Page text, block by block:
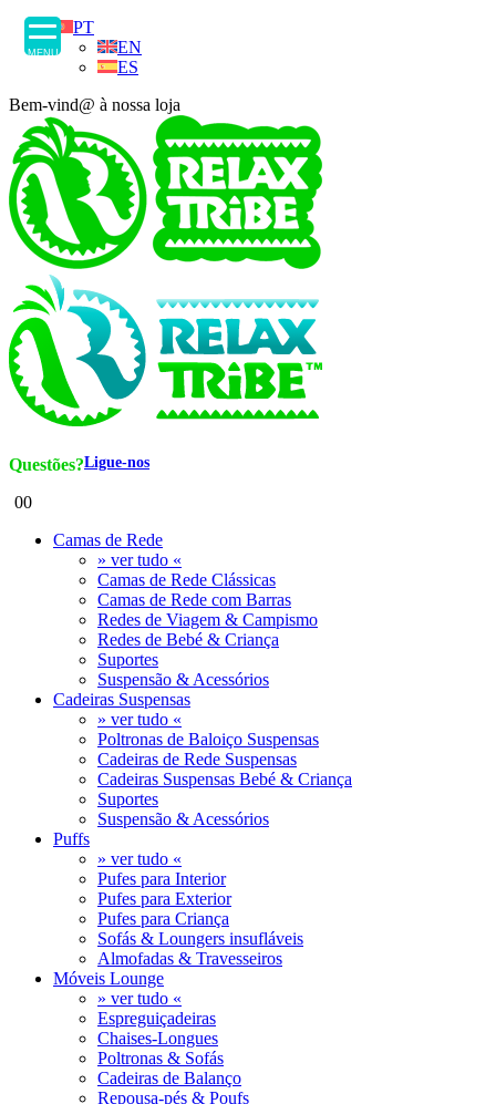
MENU
PT
EN
ES
Bem-vind@ à nossa loja
Questões?Ligue-nos
00
Camas de Rede
» ver tudo «
Camas de Rede Clássicas
Camas de Rede com Barras
Redes de Viagem & Campismo
Redes de Bebé & Criança
Suportes
Suspensão & Acessórios
Cadeiras Suspensas
» ver tudo «
Poltronas de Baloiço Suspensas
Cadeiras de Rede Suspensas
Cadeiras Suspensas Bebé & Criança
Suportes
Suspensão & Acessórios
Puffs
» ver tudo «
Pufes para Interior
Pufes para Exterior
Pufes para Criança
Sofás & Loungers insufláveis
Almofadas & Travesseiros
Móveis Lounge
» ver tudo «
Espreguiçadeiras
Chaises-Longues
Poltronas & Sofás
Cadeiras de Balanço
Repousa-pés & Poufs